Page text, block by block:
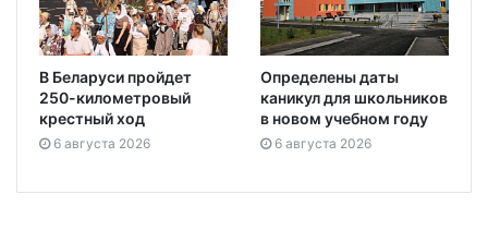
В Беларуси пройдет
250-километровый
крестный ход
6 августа 2026
Определены даты
каникул для школьников
в новом учебном году
6 августа 2026